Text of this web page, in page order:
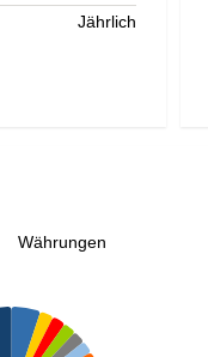
Jährlich
Währungen